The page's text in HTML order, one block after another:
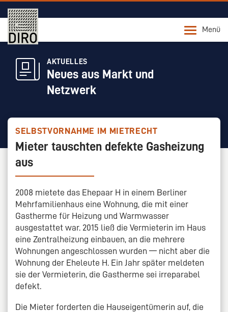
Menü
AKTUELLES
Neues aus Markt und
Netzwerk
SELBSTVORNAHME IM MIETRECHT
Mieter tauschten defekte Gasheizung
aus
2008 mietete das Ehepaar H in einem Berliner
Mehrfamilienhaus eine Wohnung, die mit einer
Gastherme für Heizung und Warmwasser
ausgestattet war. 2015 ließ die Vermieterin im Haus
eine Zentralheizung einbauen, an die mehrere
Wohnungen angeschlossen wurden — nicht aber die
Wohnung der Eheleute H. Ein Jahr später meldeten
sie der Vermieterin, die Gastherme sei irreparabel
defekt.
Die Mieter forderten die Hauseigentümerin auf, die